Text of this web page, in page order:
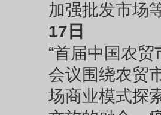
加强批发市场
17日
“首届中国农
会议围绕农贸
场商业模式探